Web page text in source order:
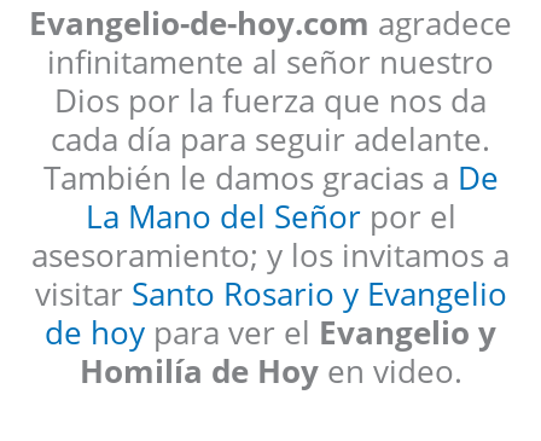
Evangelio-de-hoy.com agradece
infinitamente al señor nuestro
Dios por la fuerza que nos da
cada día para seguir adelante.
También le damos gracias a De
La Mano del Señorpor el
asesoramiento; y los invitamos a
visitar Santo Rosario y Evangelio
de hoy para ver el Evangelio y
Homilía de Hoyen video.